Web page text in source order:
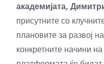
академијата,
присутните со
плановите за развој
конкретните начини